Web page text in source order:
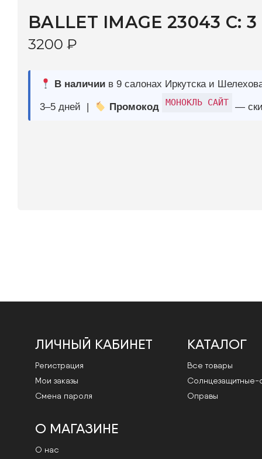
3–5 дней | Промокод — скидка 10%
ЛИЧНЫЙ КАБИНЕТ
Регистрация
Мои заказы
Смена пароля
КАТАЛОГ
Все товары
Cолнцезащитные-
Оправы
О МАГАЗИНЕ
О нас